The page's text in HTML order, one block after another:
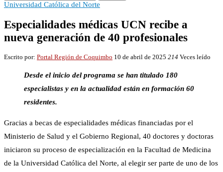
Universidad Católica del Norte
Especialidades médicas UCN recibe a
nueva generación de 40 profesionales
Escrito por: Portal Región de Coquimbo 10 de abril de 2025 214 Veces leído
Desde el inicio del programa se han titulado 180
especialistas y en la actualidad están en formación 60
residentes.
Gracias a becas de especialidades médicas financiadas por el
Ministerio de Salud y el Gobierno Regional, 40 doctores y doctoras
iniciaron su proceso de especialización en la Facultad de Medicina
de la Universidad Católica del Norte, al elegir ser parte de uno de los